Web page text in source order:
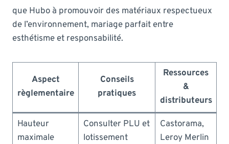
que Hubo à promouvoir des matériaux respectueux
de l’environnement, mariage parfait entre
esthétisme et responsabilité.
Aspect
règlementaire
Conseils
pratiques
Ressources
&
distributeurs
Hauteur
maximale
Consulter PLU et
lotissement
Castorama,
Leroy Merlin